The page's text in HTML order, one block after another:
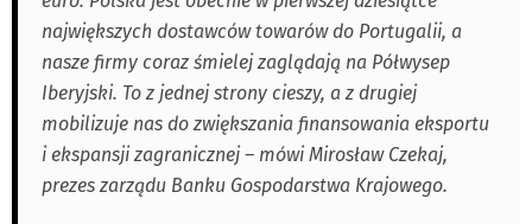
największych dostawców towarów do Portugalii, a
nasze firmy coraz śmielej zaglądają na Półwysep
Iberyjski. To z jednej strony cieszy, a z drugiej
mobilizuje nas do zwiększania finansowania eksportu
i ekspansji zagranicznej – mówi Mirosław Czekaj,
prezes zarządu Banku Gospodarstwa Krajowego.